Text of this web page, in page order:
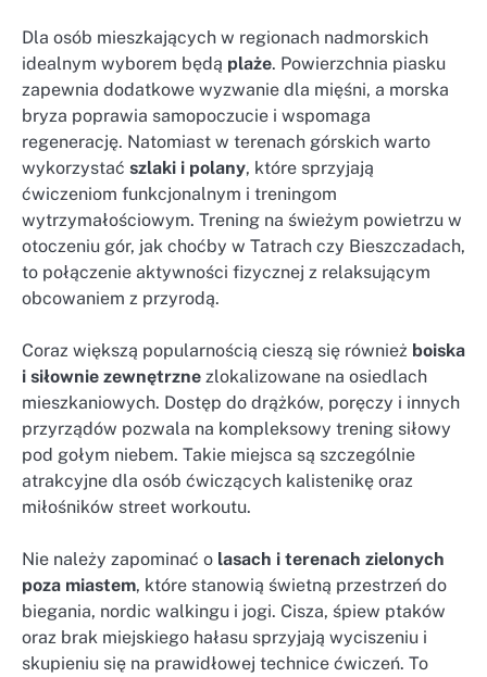
Dla osób mieszkających w regionach nadmorskich
idealnym wyborem będą plaże. Powierzchnia piasku
zapewnia dodatkowe wyzwanie dla mięśni, a morska
bryza poprawia samopoczucie i wspomaga
regenerację. Natomiast w terenach górskich warto
wykorzystać szlaki i polany, które sprzyjają
ćwiczeniom funkcjonalnym i treningom
wytrzymałościowym. Trening na świeżym powietrzu w
otoczeniu gór, jak choćby w Tatrach czy Bieszczadach,
to połączenie aktywności fizycznej z relaksującym
obcowaniem z przyrodą.
Coraz większą popularnością cieszą się również boiska
i siłownie zewnętrzne zlokalizowane na osiedlach
mieszkaniowych. Dostęp do drążków, poręczy i innych
przyrządów pozwala na kompleksowy trening siłowy
pod gołym niebem. Takie miejsca są szczególnie
atrakcyjne dla osób ćwiczących kalistenikę oraz
miłośników street workoutu.
Nie należy zapominać o lasach i terenach zielonych
poza miastem, które stanowią świetną przestrzeń do
biegania, nordic walkingu i jogi. Cisza, śpiew ptaków
oraz brak miejskiego hałasu sprzyjają wyciszeniu i
skupieniu się na prawidłowej technice ćwiczeń. To